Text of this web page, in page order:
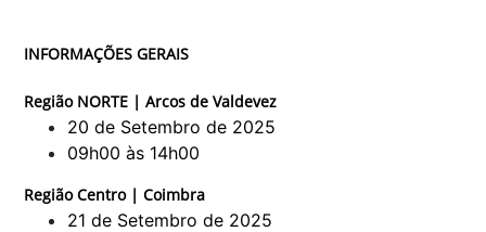
INFORMAÇÕES GERAIS
Região NORTE | Arcos de Valdevez
20 de Setembro de 2025
09h00 às 14h00
Região Centro | Coimbra
21 de Setembro de 2025